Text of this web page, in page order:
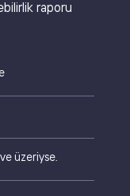
raporu
üzeriyse.